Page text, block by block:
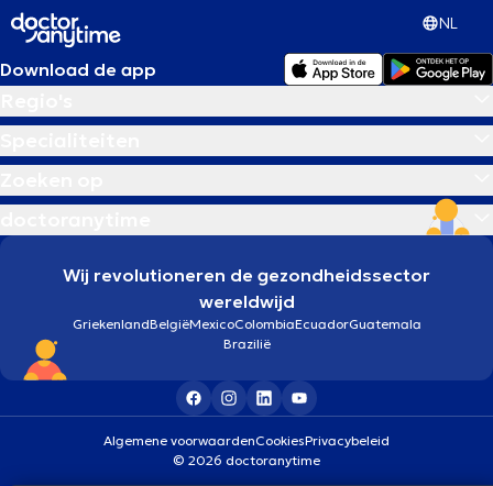
NL
Download de app
Wij revolutioneren de gezondheidssector
wereldwijd
GriekenlandBelgiëMexicoColombiaEcuadorGuatemala
Brazilië
Algemene voorwaardenCookiesPrivacybeleid
© 2026 doctoranytime